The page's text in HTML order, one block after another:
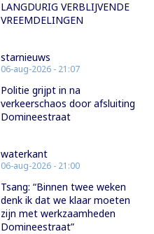
LANGDURIG VERBLIJVENDE
VREEMDELINGEN
starnieuws
06-aug-2026 - 21:07
Politie grijpt in na
verkeerschaos door afsluiting
Domineestraat
waterkant
06-aug-2026 - 21:00
Tsang: “Binnen twee weken
denk ik dat we klaar moeten
zijn met werkzaamheden
Domineestraat”